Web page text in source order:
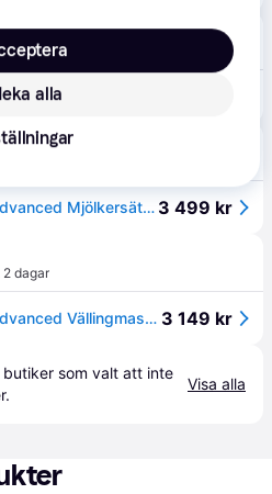
Baby Brezza Formula Pro Advanced Mjölkersättning- och Vällingmaskin, White 3 499 kr
2 dagar
Baby Brezza Formula Pro Advanced Vällingmaskin White White-One Size Vit One Size Pojkar, Flickor 3 149 kr
butiker som valt att inte
Visa alla
alla